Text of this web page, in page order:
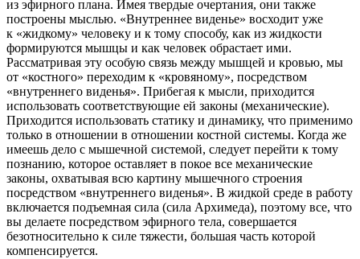
из эфирного плана. Имея твердые очертания, они также
построены мыслью. «Внутреннее виденье» восходит уже
к «жидкому» человеку и к тому способу, как из жидкости
формируются мышцы и как человек обрастает ими.
Рассматривая эту особую связь между мышцей и кровью, мы
от «костного» переходим к «кровяному», посредством
«внутреннего виденья». Прибегая к мысли, приходится
использовать соответствующие ей законы (механические).
Приходится использовать статику и динамику, что применимо
только в отношении в отношении костной системы. Когда же
имеешь дело с мышечной системой, следует перейти к тому
познанию, которое оставляет в покое все механические
законы, охватывая всю картину мышечного строения
посредством «внутреннего виденья». В жидкой среде в работу
включается подъемная сила (сила Архимеда), поэтому все, что
вы делаете посредством эфирного тела, совершается
безотносительно к силе тяжести, большая часть которой
компенсируется.